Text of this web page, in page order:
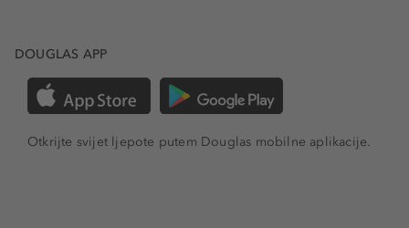
DOUGLAS APP
Otkrijte svijet ljepote putem Douglas mobilne aplikacije.